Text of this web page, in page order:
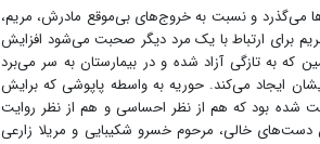
می‌گذرد و نسبت به خروج‌های بی‌موقع مادرش، مریم،
برای ارتباط با یک مرد دیگر صحبت می‌شود افزایش
به تازگی آزاد شده و در بیمارستان به سر می‌برد
ایجاد می‌کند. حوریه به واسطه پاپوشی که برایش
شده بود که هم از نظر احساسی و هم از نظر روایت
دست‌های خالی، مرحوم خسرو شکیبایی و مریلا زارعی